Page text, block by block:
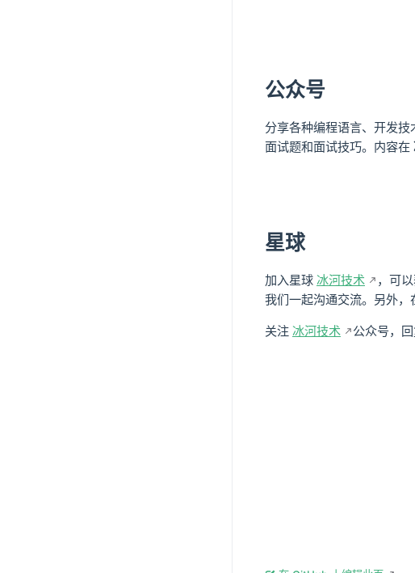
公众号
分享各种编程语言、开发
面试题和面试技巧。内容在
星球
加入星球 冰河技术 ，可
我们一起沟通交流。另外
关注 冰河技术 公众号，